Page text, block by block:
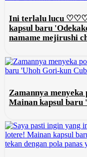
Ini terlalu lucu
kapsul baru
namame mejirushi
Zamannya menyeka
Mainan kapsul baru